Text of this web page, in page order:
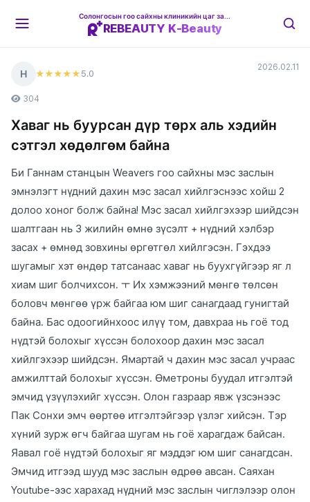
REBEAUTY K-Beauty
Н ★★★★★ 5.0
2026.02.11
304
Хаваг нь буурсан дүр төрх аль хэдийн
сэтгэл хөдөлгөм байна
Би Ганнам станцын Weavers гоо сайхны мэс заслын
эмнэлэгт нүдний дахин мэс засал хийлгэснээс хойш 2
долоо хоног болж байна! Мэс засал хийлгэхээр шийдсэн
шалтгаан нь 3 жилийн өмнө зүсэлт + нүдний хэлбэр
засах + өмнөд зовхины өргөтгөл хийлгэсэн. Гэхдээ
шугамыг хэт өндөр татсанаас хаваг нь буухгүйгээр яг л
хиам шиг болчихсон. ㅜ Их хэмжээний мөнгө төлсөн
боловч мөнгөө үрж байгаа юм шиг санагдаад гунигтай
байна. Бас одоогийнхоос илүү том, давхраа нь гоё тод
нүдтэй болохыг хүссэн болохоор дахин мэс засал
хийлгэхээр шийдсэн. Ямартай ч дахин мэс засал учраас
амжилттай болохыг хүссэн. Өметроны буудал итгэлтэй
эмчид үзүүлэхийг хүссэн. Олон газраар явж үзсэнээс
Пак Сонхи эмч өөртөө итгэлтэйгээр үзлэг хийсэн. Тэр
хүний зурж өгч байгаа шугам нь гоё харагдаж байсан.
Яавал гоё нүдтэй болохыг яг мэддэг юм шиг санагдсан.
Эмчид итгээд шууд мэс заслын өдрөө авсан. Саяхан
Youtube-ээс харахад нүдний мэс заслын чиглэлээр олон